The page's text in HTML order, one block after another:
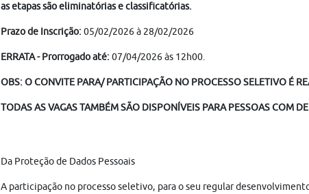
as etapas são eliminatórias e classificatórias.
Prazo de Inscrição:05/02/2026 à 28/02/2026
ERRATA - Prorrogado até:07/04/2026 às 12h00.
OBS: O CONVITE PARA/ PARTICIPAÇÃO NO PROCESSO SELETIVO É
TODAS AS VAGAS TAMBÉM SÃO DISPONÍVEIS PARA PESSOAS COM
Da Proteção de Dados Pessoais
A participação no processo seletivo, para o seu regular